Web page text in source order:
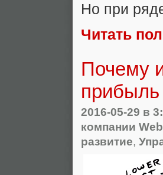
Но при
Читать
Почему
2016-05-29 в
компании
развитие,